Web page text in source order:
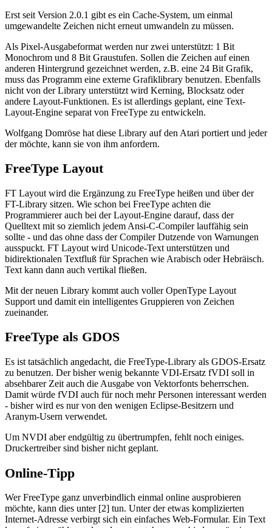
Erst seit Version 2.0.1 gibt es ein Cache-System, um einmal
umgewandelte Zeichen nicht erneut umwandeln zu müssen.
Als Pixel-Ausgabeformat werden nur zwei unterstützt: 1 Bit
Monochrom und 8 Bit Graustufen. Sollen die Zeichen auf einen
anderen Hintergrund gezeichnet werden, z.B. eine 24 Bit Grafik,
muss das Programm eine externe Grafiklibrary benutzen. Ebenfalls
nicht von der Library unterstützt wird Kerning, Blocksatz oder
andere Layout-Funktionen. Es ist allerdings geplant, eine Text-
Layout-Engine separat von FreeType zu entwickeln.
Wolfgang Domröse hat diese Library auf den Atari portiert und jeder
der möchte, kann sie von ihm anfordern.
FreeType Layout
FT Layout wird die Ergänzung zu FreeType heißen und über der
FT-Library sitzen. Wie schon bei FreeType achten die
Programmierer auch bei der Layout-Engine darauf, dass der
Quelltext mit so ziemlich jedem Ansi-C-Compiler lauffähig sein
sollte - und das ohne dass der Compiler Dutzende von Warnungen
ausspuckt. FT Layout wird Unicode-Text unterstützen und
bidirektionalen Textfluß für Sprachen wie Arabisch oder Hebräisch.
Text kann dann auch vertikal fließen.
Mit der neuen Library kommt auch voller OpenType Layout
Support und damit ein intelligentes Gruppieren von Zeichen
zueinander.
FreeType als GDOS
Es ist tatsächlich angedacht, die FreeType-Library als GDOS-Ersatz
zu benutzen. Der bisher wenig bekannte VDI-Ersatz fVDI soll in
absehbarer Zeit auch die Ausgabe von Vektorfonts beherrschen.
Damit würde fVDI auch für noch mehr Personen interessant werden
- bisher wird es nur von den wenigen Eclipse-Besitzern und
Aranym-Usern verwendet.
Um NVDI aber endgültig zu übertrumpfen, fehlt noch einiges.
Druckertreiber sind bisher nicht geplant.
Online-Tipp
Wer FreeType ganz unverbindlich einmal online ausprobieren
möchte, kann dies unter [2] tun. Unter der etwas komplizierten
Internet-Adresse verbirgt sich ein einfaches Web-Formular. Ein Text